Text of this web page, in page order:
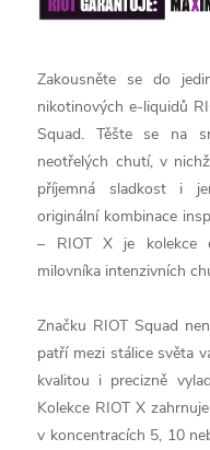
Zakousněte se do
nikotinových e-liquidů
Squad. Těšte se na
neotřelých chutí, v
příjemná sladkost i
originální kombinace
– RIOT X je kolekce
milovníka intenzivních
Značku RIOT Squad
patří mezi stálice světa
kvalitou i precizně
Kolekce RIOT X
v koncentracích 5, 10